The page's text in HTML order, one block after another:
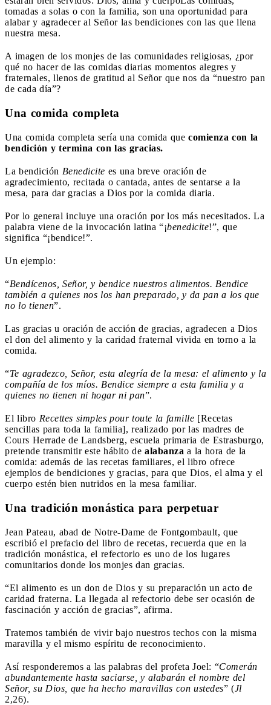
tomadas a solas o con la familia, son una oportunidad para
alabar y agradecer al Señor las bendiciones con las que llena
nuestra mesa.
A imagen de los monjes de las comunidades religiosas, ¿por
qué no hacer de las comidas diarias momentos alegres y
fraternales, llenos de gratitud al Señor que nos da “nuestro pan
de cada día”?
Una comida completa
Una comida completa sería una comida que comienza con la
bendición y termina con las gracias.
La bendición Benedicite es una breve oración de
agradecimiento, recitada o cantada, antes de sentarse a la
mesa, para dar gracias a Dios por la comida diaria.
Por lo general incluye una oración por los más necesitados. La
palabra viene de la invocación latina “¡benedicite!”, que
significa “¡bendice!”.
Un ejemplo:
“Bendícenos, Señor, y bendice nuestros alimentos. Bendice
también a quienes nos los han preparado, y da pan a los que
no lo tienen”.
Las gracias u oración de acción de gracias, agradecen a Dios
el don del alimento y la caridad fraternal vivida en torno a la
comida.
“Te agradezco, Señor, esta alegría de la mesa: el alimento y la
compañía de los míos. Bendice siempre a esta familia y a
quienes no tienen ni hogar ni pan”.
El libro Recettes simples pour toute la famille [Recetas
sencillas para toda la familia], realizado por las madres de
Cours Herrade de Landsberg, escuela primaria de Estrasburgo,
pretende transmitir este hábito de alabanza a la hora de la
comida: además de las recetas familiares, el libro ofrece
ejemplos de bendiciones y gracias, para que Dios, el alma y el
cuerpo estén bien nutridos en la mesa familiar.
Una tradición monástica para perpetuar
Jean Pateau, abad de Notre-Dame de Fontgombault, que
escribió el prefacio del libro de recetas, recuerda que en la
tradición monástica, el refectorio es uno de los lugares
comunitarios donde los monjes dan gracias.
“El alimento es un don de Dios y su preparación un acto de
caridad fraterna. La llegada al refectorio debe ser ocasión de
fascinación y acción de gracias”, afirma.
Tratemos también de vivir bajo nuestros techos con la misma
maravilla y el mismo espíritu de reconocimiento.
Así responderemos a las palabras del profeta Joel: “Comerán
abundantemente hasta saciarse, y alabarán el nombre del
Señor, su Dios, que ha hecho maravillas con ustedes” (Jl
2,26).